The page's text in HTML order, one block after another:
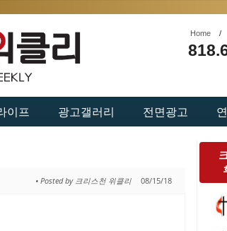
Home/
이프 광고갤러리 전면광고
• Posted by 크리스천 위클리 08/15/18